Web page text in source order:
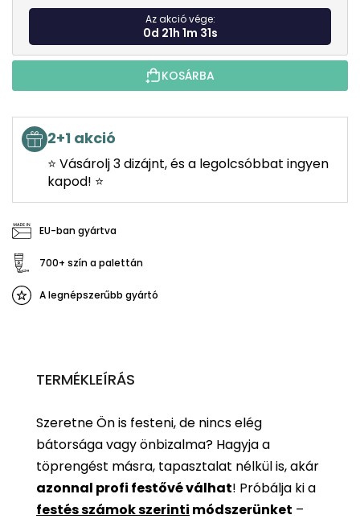
Az akció vége:
0d 21h 1m 30s
KOSÁRBA
2+1 akció
⭐ Vásárolj 3 dizájnt, és a legolcsóbbat ingyen
kapod! ⭐
EU-ban gyártva
700+ szín a palettán
A legnépszerűbb gyártó
TERMÉKLEÍRÁS
Szeretne Ön is festeni, de nincs elég
bátorsága vagy önbizalma? Hagyja a
töprengést másra, tapasztalat nélkül is, akár
azonnal profi festővé válhat! Próbálja ki a
festés számok szerinti módszerünket –